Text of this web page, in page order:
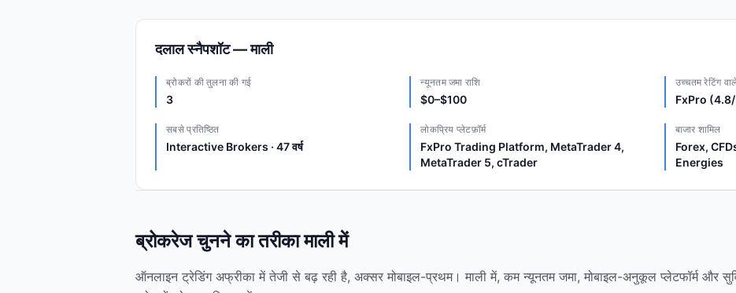
दलाल स्नैपशॉट — माली
ब्रोकरों की तुलना की गई
3
न्यूनतम जमा राशि
$0–$100
उच्चतम रेटिंग
FxPro
सबसे प्रतिष्ठित
Interactive Brokers · 47 वर्ष
लोकप्रिय प्लेटफ़ॉर्म
FxPro Trading Platform, MetaTrader 4,
MetaTrader 5, cTrader
बाजार शामिल
Forex,
Energies
ब्रोकरेज चुनने का तरीका माली में
ऑनलाइन ट्रेडिंग अफ्रीका में तेजी से बढ़ रही है, अक्सर मोबाइल-प्रथम। माली में, कम न्यूनतम जमा, मोबाइल-अनुकूल प्लेटफॉर्म और